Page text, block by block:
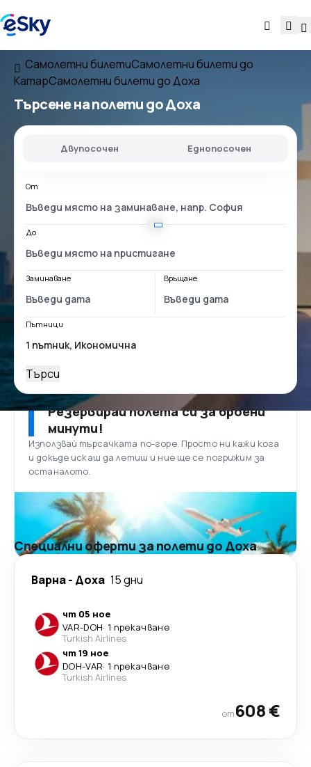
Самолетни билетиСамолетни билети до
КатарСамолетни билети до Доха
Търсене на полети до Доха
Двупосочен Еднопосочен
От
До
Заминаване Връщане
Пътници
Търси
Резервирай полета си за броени
минути!
Използвай търсачката по-горе. Просто ни кажи кога
и докъде искаш да летиш и ние ще се погрижим за
останалото.
Специални оферти за полети до Доха
Варна- Доха 15 дни
чт 05 ное
VAR-DOH· 1 прекачване
Turkish Airlines
чт 19 ное
DOH-VAR· 1 прекачване
Turkish Airlines
от608 €